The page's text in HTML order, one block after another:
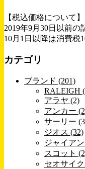
【税込価格について】
2019年9月30日以前の
10月1日以降は消費税
カテゴリ
ブランド (201)
RALEIGH
アラヤ (2)
アンカー
サーリー
ジオス (32)
ジャイア
スコット
セオサイ